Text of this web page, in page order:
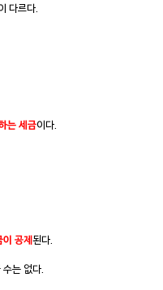
다르다.
는 세금이다.
이 공제된다.
는 없다.